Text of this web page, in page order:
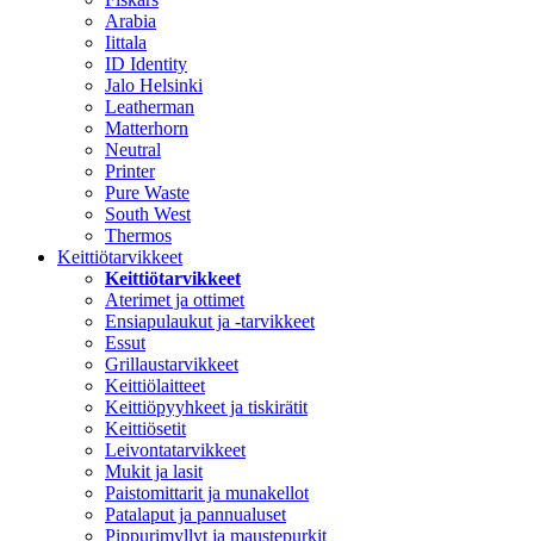
Arabia
Iittala
ID Identity
Jalo Helsinki
Leatherman
Matterhorn
Neutral
Printer
Pure Waste
South West
Thermos
Keittiötarvikkeet
Keittiötarvikkeet
Aterimet ja ottimet
Ensiapulaukut ja -tarvikkeet
Essut
Grillaustarvikkeet
Keittiölaitteet
Keittiöpyyhkeet ja tiskirätit
Keittiösetit
Leivontatarvikkeet
Mukit ja lasit
Paistomittarit ja munakellot
Patalaput ja pannualuset
Pippurimyllyt ja maustepurkit